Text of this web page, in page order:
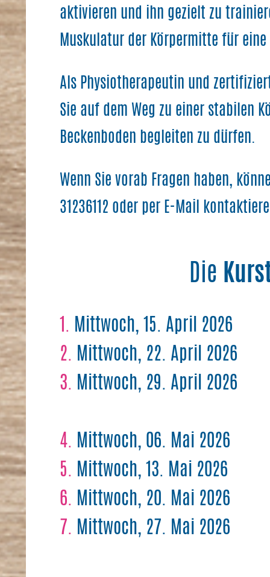
aktivieren und ihn gezielt zu
Muskulatur der Körpermitte für
Als Physiotherapeutin und
Sie auf dem Weg zu einer stabilen
Beckenboden begleiten zu dürfen.
Wenn Sie vorab Fragen haben,
31236112 oder per E-Mail
Die
1. Mittwoch, 15. April 2026
2. Mittwoch, 22. April 2026
3. Mittwoch, 29. April 2026
4. Mittwoch, 06. Mai 2026
5. Mittwoch, 13. Mai 2026
6. Mittwoch, 20. Mai 2026
7. Mittwoch, 27. Mai 2026